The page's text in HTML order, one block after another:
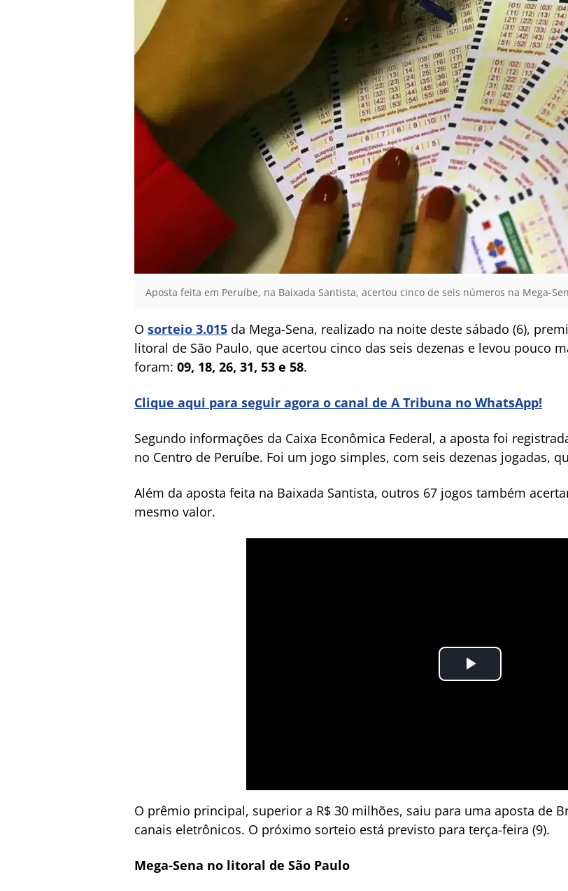
Aposta feita em Peruíbe, na Baixada Santista, acertou cinco de seis números na Mega-
O sorteio 3.015 da Mega-Sena, realizado na noite deste sábado (6),
litoral de São Paulo, que acertou cinco das seis dezenas e levou pouco
foram: 09, 18, 26, 31, 53 e 58.
Clique aqui para seguir agora o canal de A Tribuna no WhatsApp!
Segundo informações da Caixa Econômica Federal, a aposta foi
no Centro de Peruíbe. Foi um jogo simples, com seis dezenas jogadas,
Além da aposta feita na Baixada Santista, outros 67 jogos também
mesmo valor.
O prêmio principal, superior a R$ 30 milhões, saiu para uma aposta de
canais eletrônicos. O próximo sorteio está previsto para terça-feira (9).
Mega-Sena no litoral de São Paulo